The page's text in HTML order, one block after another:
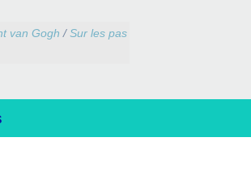
van Gogh /Sur les pas